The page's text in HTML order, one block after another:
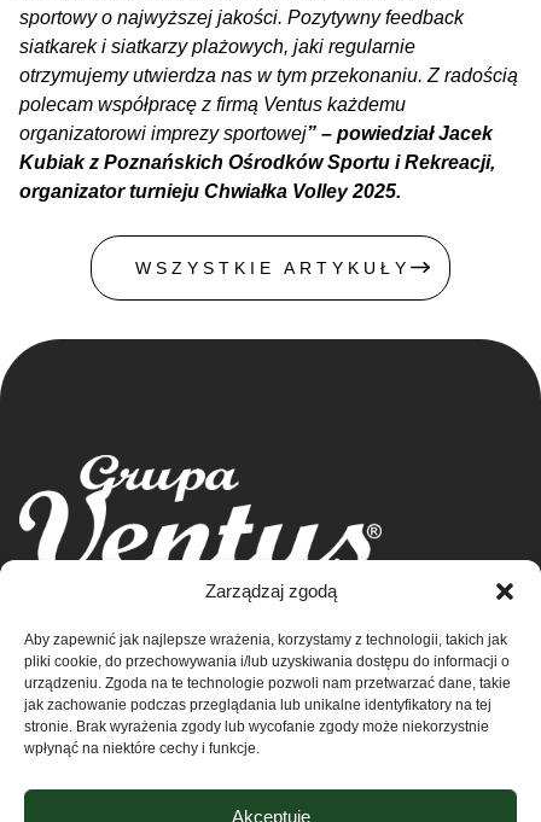
Zarządzaj zgodą
Aby zapewnić jak najlepsze wrażenia, korzystamy z technologii, takich jak
pliki cookie, do przechowywania i/lub uzyskiwania dostępu do informacji o
urządzeniu. Zgoda na te technologie pozwoli nam przetwarzać dane, takie
jak zachowanie podczas przeglądania lub unikalne identyfikatory na tej
stronie. Brak wyrażenia zgody lub wycofanie zgody może niekorzystnie
wpłynąć na niektóre cechy i funkcje.
Akceptuję
sportowy o najwyższej jakości. Pozytywny feedback
siatkarek i siatkarzy plażowych, jaki regularnie
otrzymujemy utwierdza nas w tym przekonaniu. Z radością
polecam współpracę z firmą Ventus każdemu
organizatorowi imprezy sportowej” – powiedział Jacek
Kubiak z Poznańskich Ośrodków Sportu i Rekreacji,
organizator turnieju Chwiałka Volley 2025.
WSZYSTKIE ARTYKUŁY
Grupa Ventus Sp. z o.o.
ul. Chmieleniec 2A/LU2 30-348 Kraków
NIP: 676-245-66-87 KRS 0000424254
Sąd rejonowy dla Krakowa – Śródmieście w
Krakowie
XI Wydział Krajowego Rejestru Sądowego
Sklep
Kontakt
Regulamin